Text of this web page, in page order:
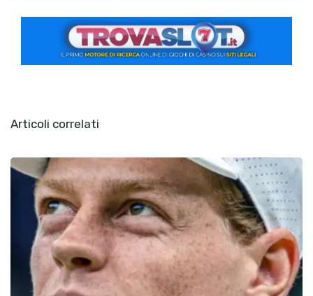
Articoli correlati